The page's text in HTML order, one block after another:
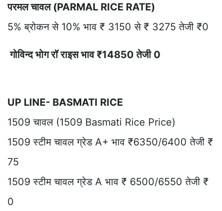
परमल चावल (PARMAL RICE RATE)
5% ब्रोकन से 10% भाव ₹ 3150 से ₹ 3275 तेजी ₹0
गोविन्द भोग रॉ राइस भाव ₹14850 तेजी 0
UP LINE- BASMATI RICE
1509 चावल (1509 Basmati Rice Price)
1509 स्टीम चावल ग्रेड A+ भाव ₹6350/6400 तेजी ₹
75
1509 स्टीम चावल ग्रेड A भाव ₹ 6500/6550 तेजी ₹
0